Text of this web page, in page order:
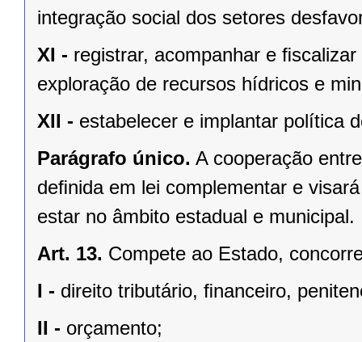
integração social dos setores
XI - registrar, acompanhar e
exploração de recursos hídricos e
XII - estabelecer e implantar política
Parágrafo único. A cooperação
deﬁnida em lei complementar e
estar no âmbito estadual e municipal.
Art. 13. Compete ao Estado,
I - direito tributário, ﬁnanceiro,
II - orçamento;